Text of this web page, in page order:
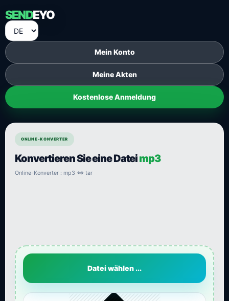
SENDEYO
Mein Konto
Meine Akten
Kostenlose Anmeldung
ONLINE-KONVERTER
Konvertieren Sie eine Dateimp3
Online-Konverter : mp3 ⇔ tar
Datei wählen ...